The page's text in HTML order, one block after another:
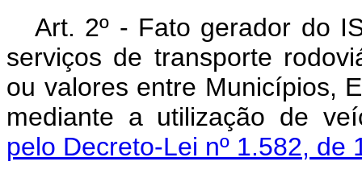
Art. 2º - Fato gerador do
serviços de transporte
ou valores entre Municípios,
mediante a utilização de
pelo Decreto-Lei nº 1.582, de